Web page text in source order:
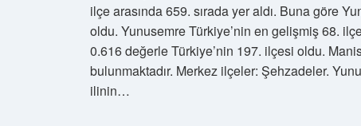
ilçe arasında 659. sırada yer aldı. Buna göre
oldu. Yunusemre Türkiye’nin en gelişmiş 68.
0.616 değerle Türkiye’nin 197. ilçesi oldu.
bulunmaktadır. Merkez ilçeler: Şehzadeler.
ilinin…